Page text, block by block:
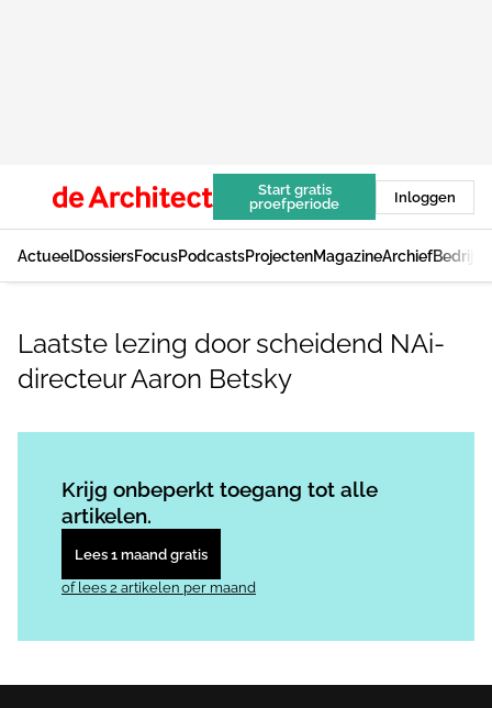
Start gratis
proefperiode
Inloggen
ActueelDossiersFocusPodcastsProjectenMagazineArchief
Laatste lezing door scheidend NAi-
directeur Aaron Betsky
Krijg onbeperkt toegang tot alle
artikelen.
Lees 1 maand gratis
of lees 2 artikelen per maand